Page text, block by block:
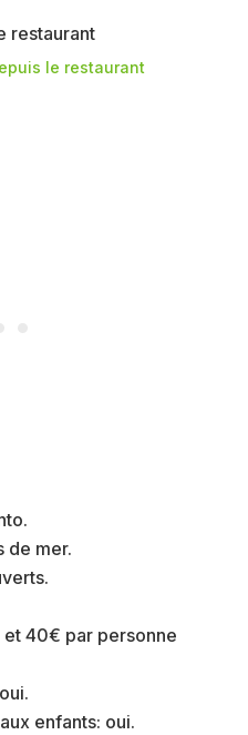
le restaurant
de mer.
et 40€ par personne
enfants: oui.